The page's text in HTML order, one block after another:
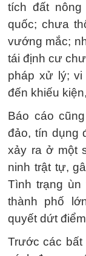
tích đất
quốc; chưa
vướng mắc;
tái định cư
pháp xử lý;
đến khiếu
Báo cáo
đảo, tín dụng
xảy ra ở một
ninh trật tự,
Tình trạng ùn
thành phố
quyết dứt
Trước các bất